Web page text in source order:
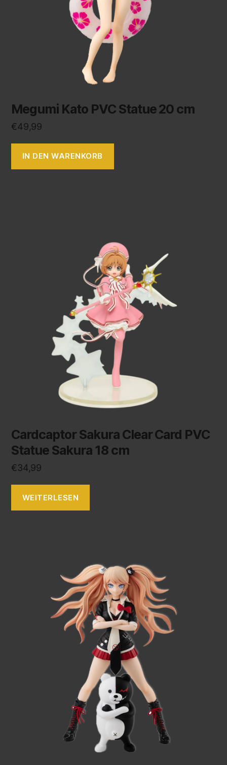
Megumi Kato PVC Statue 20 cm
€49,99
IN DEN WARENKORB
Cardcaptor Sakura Clear Card PVC
Statue Sakura 18 cm
€34,99
WEITERLESEN